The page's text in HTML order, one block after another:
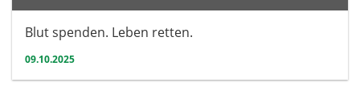
Blut spenden. Leben retten.
09.10.2025
Herren